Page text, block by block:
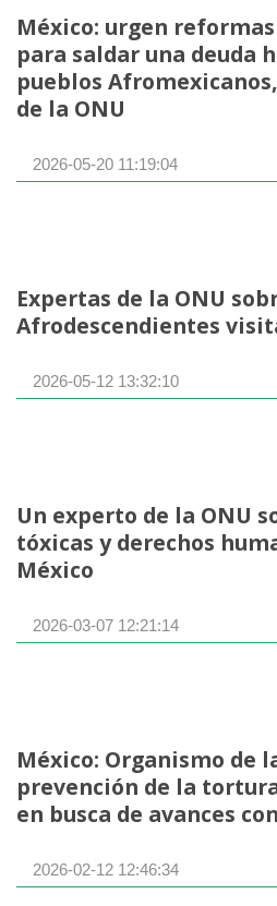
México: urgen
para saldar una deuda
pueblos
de la ONU
2026-05-20 11:19:04
Expertas de la ONU
Afrodescendientes
2026-05-12 13:32:10
Un experto de la ONU
tóxicas y derechos
México
2026-03-07 12:21:14
México: Organismo de
prevención de la
en busca de avances
2026-02-12 12:46:34